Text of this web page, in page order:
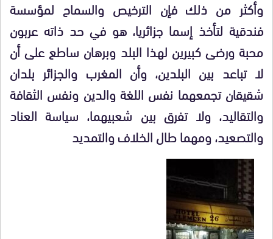
وأكثر من ذلك فإن الترخيص والسماح لمؤسسة
فندقية لتأخذ إسما جزائريا، هو في حد ذاته عربون
محبة ورضى كبيرين لهذا البلد وبرهان ساطع على أن
لا تباعد بين البلدين، وأن المغرب والجزائر بلدان
شقيقان تجمعهما نفس اللغة والدين ونفس الثقافة
والتقاليد، ولا تفرق بين شعبيهما، سياسة العناد
والتصعيد، ومهما طال الخلاف والتمديد